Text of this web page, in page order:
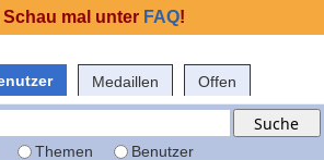
Medaillen Offen
Themen Benutzer
mal unter FAQ!